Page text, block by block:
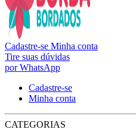
Cadastre-se Minha conta
Tire suas dúvidas
por WhatsApp
Cadastre-se
Minha conta
CATEGORIAS